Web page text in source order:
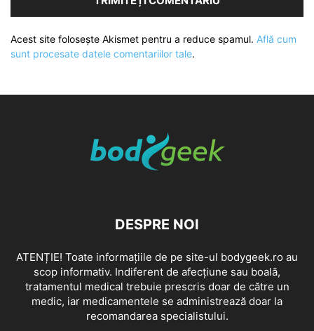
Acest site folosește Akismet pentru a reduce spamul. Află cum
sunt procesate datele comentariilor tale.
DESPRE NOI
ATENȚIE! Toate informațiile de pe site-ul bodygeek.ro au
scop informativ. Indiferent de afecțiune sau boală,
tratamentul medical trebuie prescris doar de către un
medic, iar medicamentele se administrează doar la
recomandarea specialistului.